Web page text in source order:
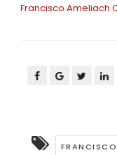
Francisco Ameliach